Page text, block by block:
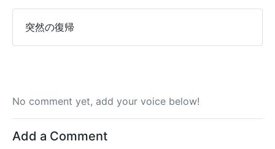
突然の復帰
No comment yet, add your voice below!
Add a Comment